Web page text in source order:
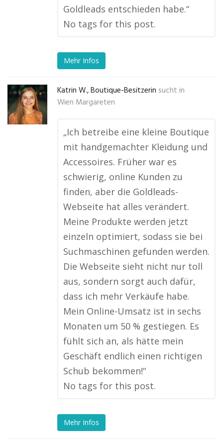
Goldleads entschieden habe.“
No tags for this post.
Mehr Infos
Katrin W., Boutique-Besitzerin sucht in
Wien Margareten
„Ich betreibe eine kleine Boutique
mit handgemachter Kleidung und
Accessoires. Früher war es
schwierig, online Kunden zu
finden, aber die Goldleads-
Webseite hat alles verändert.
Meine Produkte werden jetzt
einzeln optimiert, sodass sie bei
Suchmaschinen gefunden werden.
Die Webseite sieht nicht nur toll
aus, sondern sorgt auch dafür,
dass ich mehr Verkäufe habe.
Mein Online-Umsatz ist in sechs
Monaten um 50 % gestiegen. Es
fühlt sich an, als hätte mein
Geschäft endlich einen richtigen
Schub bekommen!“
No tags for this post.
Mehr Infos